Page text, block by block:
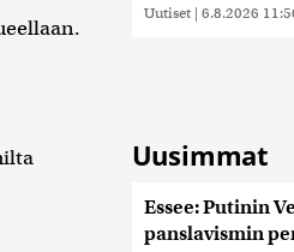
Uutiset | 6.8.2026
Uusimmat
Essee: Putinin
panslavismin